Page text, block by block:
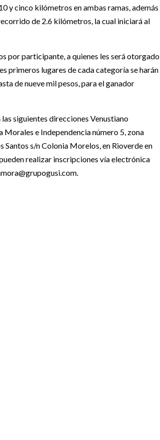
y cinco kilómetros en ambas ramas, además
de 2.6 kilómetros, la cual iniciará al
por participante, a quienes les será otorgado
primeros lugares de cada categoría se harán
de nueve mil pesos, para el ganador
siguientes direcciones Venustiano
e Independencia número 5, zona
Santos s/n Colonia Morelos, en Rioverde en
realizar inscripciones vía electrónica